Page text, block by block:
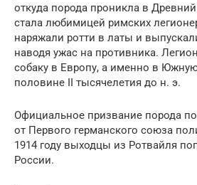
откуда порода проникла в Древний
стала любимицей римских
наряжали ротти в латы и
наводя ужас на противника.
собаку в Европу, а именно в
половине II тысячелетия до н. э.
Официальное призвание порода
от Первого германского союза
1914 году выходцы из Ротвайля
России.